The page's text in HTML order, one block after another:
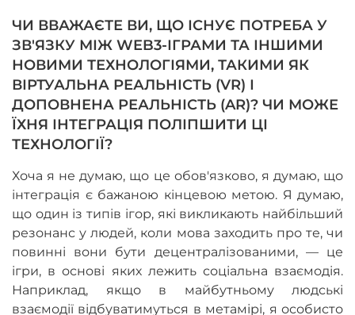
ЧИ ВВАЖАЄТЕ ВИ, ЩО ІСНУЄ ПОТРЕБА У
ЗВ'ЯЗКУ МІЖ WEB3-ІГРАМИ ТА ІНШИМИ
НОВИМИ ТЕХНОЛОГІЯМИ, ТАКИМИ ЯК
ВІРТУАЛЬНА РЕАЛЬНІСТЬ (VR) І
ДОПОВНЕНА РЕАЛЬНІСТЬ (AR)? ЧИ МОЖЕ
ЇХНЯ ІНТЕГРАЦІЯ ПОЛІПШИТИ ЦІ
ТЕХНОЛОГІЇ?
Хоча я не думаю, що це обов'язково, я думаю, що
інтеграція є бажаною кінцевою метою. Я думаю,
що один із типів ігор, які викликають найбільший
резонанс у людей, коли мова заходить про те, чи
повинні вони бути децентралізованими, —це
ігри, в основі яких лежить соціальна взаємодія.
Наприклад, якщо в майбутньому людські
взаємодії відбуватимуться в метамірі, я особисто